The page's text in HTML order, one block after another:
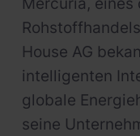
House AG
intelligenten
globale
seine